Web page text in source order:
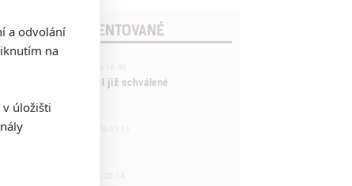
KOMENTOVANÉ
Marvel nečekaně zrušil již schválené
433
a odvolání
na
v úložišti